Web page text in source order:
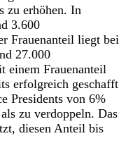
zu erhöhen. In
3.600
Frauenanteil liegt bei
27.000
einem Frauenanteil
erfolgreich geschafft
Presidents von 6%
zu verdoppeln. Das
diesen Anteil bis